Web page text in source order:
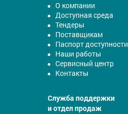
О компании
Доступная среда
Тендеры
Поставщикам
Паспорт доступности
Наши работы
Сервисный центр
Контакты
Служба поддержки
и отдел продаж